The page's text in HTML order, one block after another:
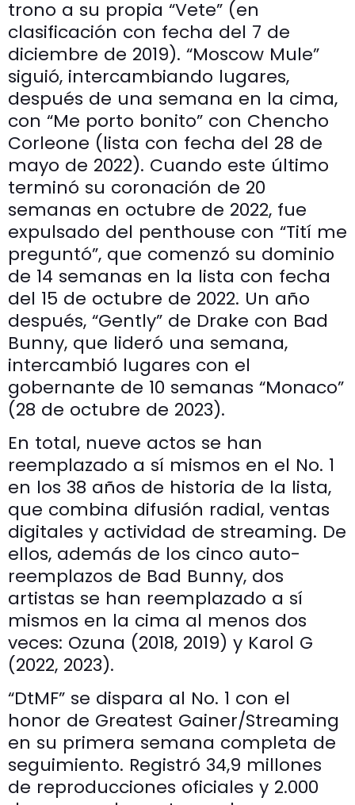
trono a su propia “Vete” (en
clasificación con fecha del 7 de
diciembre de 2019). “Moscow Mule”
siguió, intercambiando lugares,
después de una semana en la cima,
con “Me porto bonito” con Chencho
Corleone (lista con fecha del 28 de
mayo de 2022). Cuando este último
terminó su coronación de 20
semanas en octubre de 2022, fue
expulsado del penthouse con “Tití me
preguntó”, que comenzó su dominio
de 14 semanas en la lista con fecha
del 15 de octubre de 2022. Un año
después, “Gently” de Drake con Bad
Bunny, que lideró una semana,
intercambió lugares con el
gobernante de 10 semanas “Monaco”
(28 de octubre de 2023).
En total, nueve actos se han
reemplazado a sí mismos en el No. 1
en los 38 años de historia de la lista,
que combina difusión radial, ventas
digitales y actividad de streaming. De
ellos, además de los cinco auto-
reemplazos de Bad Bunny, dos
artistas se han reemplazado a sí
mismos en la cima al menos dos
veces: Ozuna (2018, 2019) y Karol G
(2022, 2023).
“DtMF” se dispara al No. 1 con el
honor de Greatest Gainer/Streaming
en su primera semana completa de
seguimiento. Registró 34,9 millones
de reproducciones oficiales y 2.000